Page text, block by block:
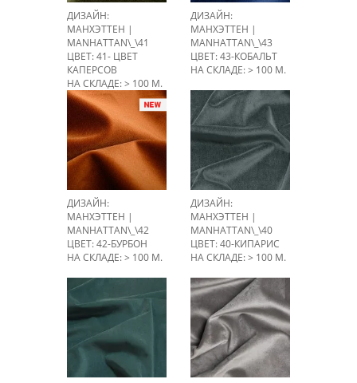
ДИЗАЙН:
МАНХЭТТЕН |
MANHATTAN\_\41
ЦВЕТ: 41- ЦВЕТ
КАПЕРСОВ
НА СКЛАДЕ: > 100 М.
ДИЗАЙН:
МАНХЭТТЕН |
MANHATTAN\_\43
ЦВЕТ: 43-КОБАЛЬТ
НА СКЛАДЕ: > 100 М.
ДИЗАЙН:
МАНХЭТТЕН |
MANHATTAN\_\42
ЦВЕТ: 42-БУРБОН
НА СКЛАДЕ: > 100 М.
ДИЗАЙН:
МАНХЭТТЕН |
MANHATTAN\_\40
ЦВЕТ: 40-КИПАРИС
НА СКЛАДЕ: > 100 М.